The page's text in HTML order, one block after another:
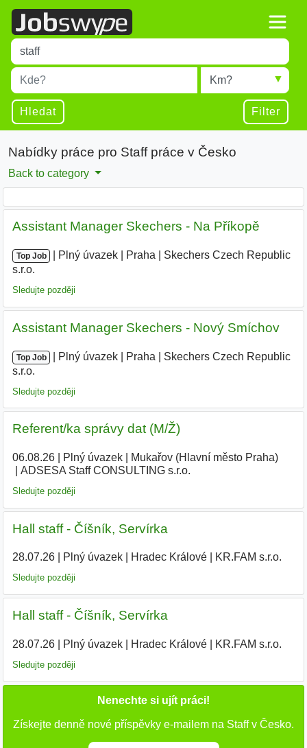
Title
Type 1 or more characters for results.
Místo
Type 1 or more characters for results.
Radius
Hledat Filter
Nabídky práce pro Staff práce v Česko
Back to category
Assistant Manager Skechers - Na Příkopě
Top Job Plný úvazek Praha
Skechers Czech Republic
s.r.o.
Sledujte později
Assistant Manager Skechers - Nový Smíchov
Top Job Plný úvazek Praha
Skechers Czech Republic
s.r.o.
Sledujte později
Referent/ka správy dat (M/Ž)
06.08.26| Plný úvazek| Mukařov (Hlavní město Praha)|
ADSESA Staff CONSULTING s.r.o.
Sledujte později
Hall staff - Číšník, Servírka
28.07.26| Plný úvazek| Hradec Králové| KR.FAM s.r.o.
Sledujte později
Hall staff - Číšník, Servírka
28.07.26| Plný úvazek| Hradec Králové| KR.FAM s.r.o.
Sledujte později
Nenechte si ujít práci!
Získejte denně nové příspěvky e-mailem na Staff v Česko.